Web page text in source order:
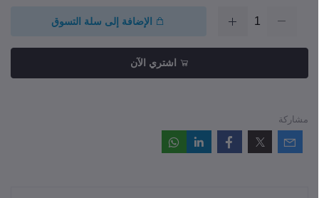
الإضافة إلى سلة التسوق
اشتري الآن
مشاركة